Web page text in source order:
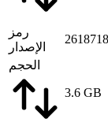
رمز
الإصدار
الحجم
3.6 GB